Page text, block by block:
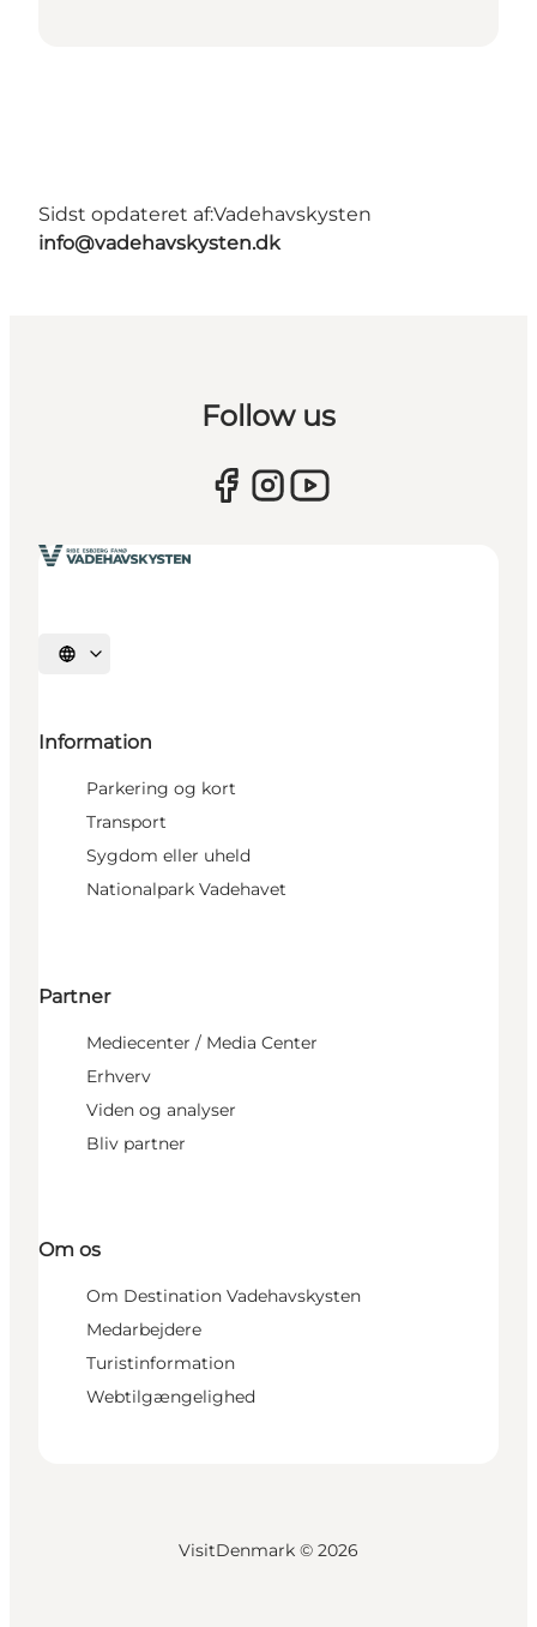
Sidst opdateret af:Vadehavskysten
info@vadehavskysten.dk
Follow us
Vælg sprog
Information
Parkering og kort
Transport
Sygdom eller uheld
Nationalpark Vadehavet
Partner
Mediecenter / Media Center
Erhverv
Viden og analyser
Bliv partner
Om os
Om Destination Vadehavskysten
Medarbejdere
Turistinformation
Webtilgængelighed
VisitDenmark © 2026